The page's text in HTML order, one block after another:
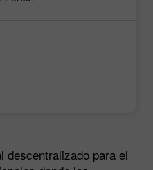
descentralizado para el